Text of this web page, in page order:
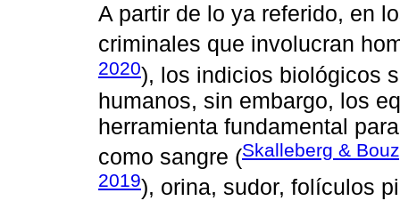
A partir de lo ya referido, en
criminales que involucran
2020), los indicios biológicos
humanos, sin embargo, los
herramienta fundamental
como sangre (Skalleberg &
2019), orina, sudor, folículos